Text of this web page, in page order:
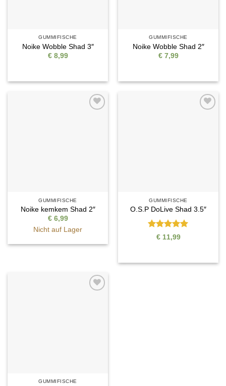
GUMMIFISCHE
Noike Wobble Shad 3″
€8,99
GUMMIFISCHE
Noike Wobble Shad 2″
€7,99
GUMMIFISCHE
Noike kemkem Shad 2″
€6,99
Nicht auf Lager
GUMMIFISCHE
O.S.P DoLive Shad 3.5″
Bewertet
€11,99
GUMMIFISCHE